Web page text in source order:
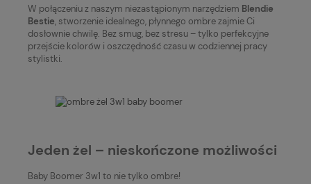
W połączeniu z naszym niezastąpionym narzędziem Blendie
Bestie, stworzenie idealnego, płynnego ombre zajmie Ci
dosłownie chwilę. Bez smug, bez stresu – tylko perfekcyjne
przejście kolorów i oszczędność czasu w codziennej pracy
stylistki.
Jeden żel – nieskończone możliwości
Baby Boomer 3w1 to nie tylko ombre!